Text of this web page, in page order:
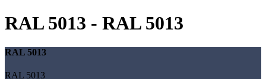
RAL 5013 - RAL 5013
RAL 5013
RAL 5013